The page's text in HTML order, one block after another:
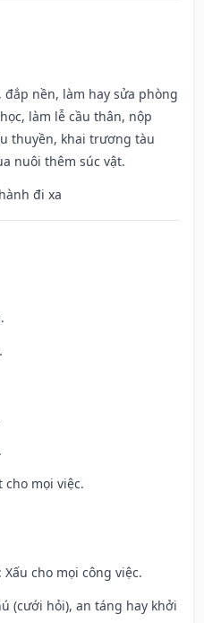
nền, làm hay sửa phòng
làm lễ cầu thân, nộp
thuyền, khai trương tàu
nuôi thêm súc vật.
đi xa
cho mọi việc.
cho mọi công việc.
(cưới hỏi), an táng hay khởi